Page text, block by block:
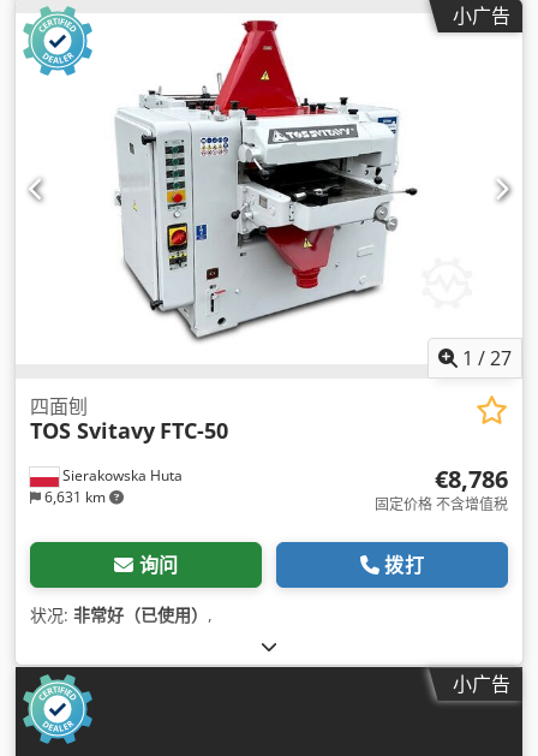
小广告
1 /27
Sierakowska Huta
6,631 km
四面刨
TOS Svitavy FTC-50
€8,786
固定价格 不含增值税
询问 拨打
状况: 非常好（已使用） ,
小广告